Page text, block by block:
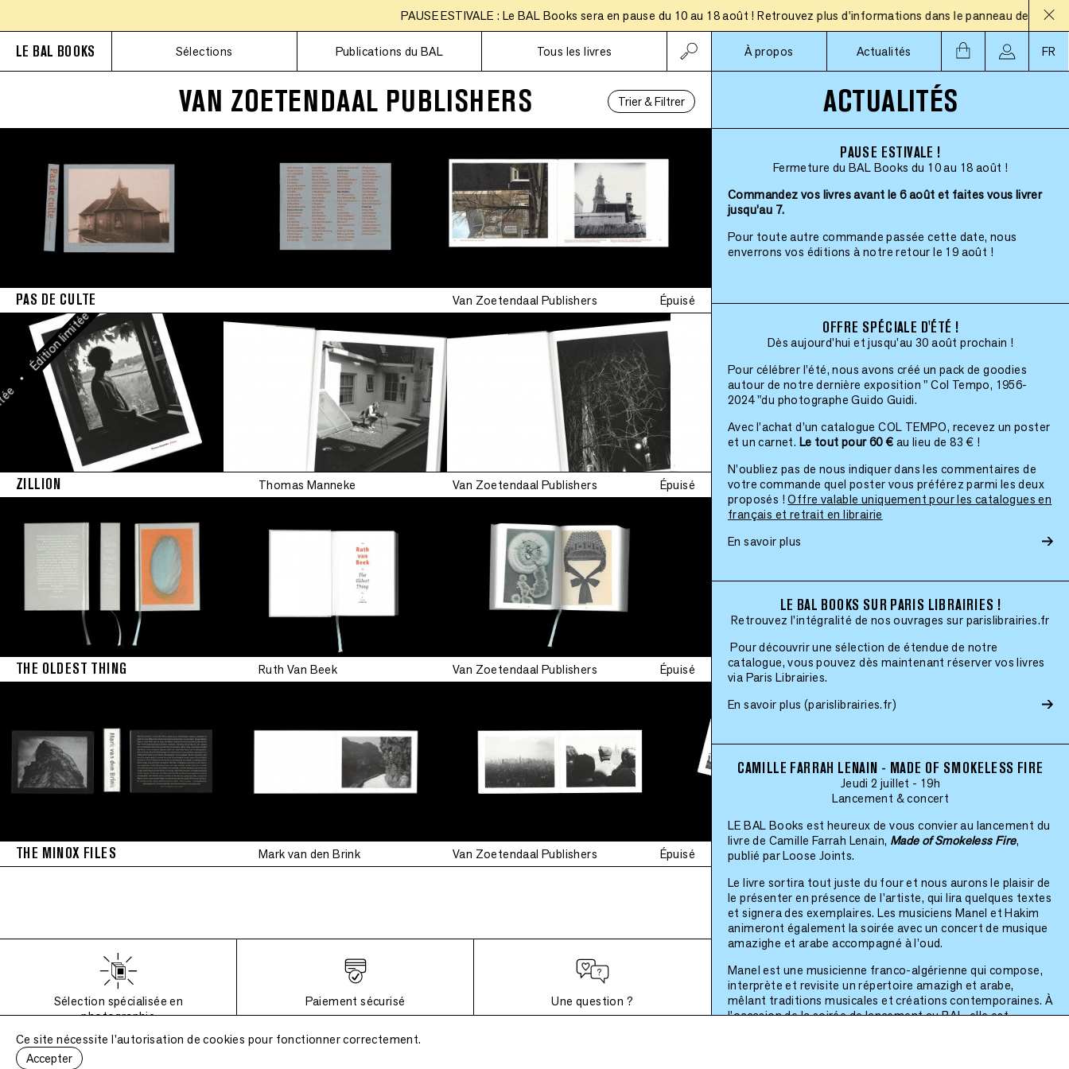
PAUSE ESTIVALE : Le BAL Books sera en pause du 10 au 18 août ! Retrouvez plus d'informations dans le panneau des actualités.
LE BAL BOOKS Sélections Publications du BAL Tous les livres
Abonnements
À propos
Actualités FR
VAN ZOETENDAAL PUBLISHERS Trier & Filtrer
PAS DE CULTE Van Zoetendaal Publishers Épuisé
•
Édition limitée
•
Édition limitée
•
Édition limitée
Édition limitée
Édition limitée
ZILLION Thomas Manneke Van Zoetendaal Publishers Épuisé
THE OLDEST THING Ruth Van Beek Van Zoetendaal Publishers Épuisé
THE MINOX FILES Mark van den Brink Van Zoetendaal Publishers Épuisé
Sélection spécialisée en
photographie
Paiement sécurisé Une question ?
6 Impasse de la Défense, 75018 Paris
ACTUALITÉS
PAUSE ESTIVALE !
Fermeture du BAL Books du 10 au 18 août !
Commandez vos livres avant le 6 août et faites vous livrer
jusqu'au 7.
Pour toute autre commande passée cette date, nous
enverrons vos éditions à notre retour le 19 août !
OFFRE SPÉCIALE D'ÉTÉ !
Dès aujourd'hui et jusqu'au 30 août prochain !
Pour célébrer l’été, nous avons créé un pack de goodies
autour de notre dernière exposition " Col Tempo, 1956-
2024 "du photographe Guido Guidi.
Avec l’achat d’un catalogue COL TEMPO, recevez un poster
et un carnet. Le tout pour 60 € au lieu de 83 € !
N’oubliez pas de nous indiquer dans les commentaires de
votre commande quel poster vous préférez parmi les deux
proposés !Offre valable uniquement pour les catalogues en
français et retrait en librairie
En savoir plus
LE BAL BOOKS SUR PARIS LIBRAIRIES !
Retrouvez l'intégralité de nos ouvrages sur parislibrairies.fr
Pour découvrir une sélection de étendue de notre
catalogue, vous pouvez dès maintenant réserver vos livres
via Paris Librairies.
En savoir plus (parislibrairies.fr)
CAMILLE FARRAH LENAIN - MADE OF SMOKELESS FIRE
Jeudi 2 juillet - 19h
Lancement & concert
LE BAL Books est heureux de vous convier au lancement du
livre de Camille Farrah Lenain, Made of Smokeless Fire,
publié par Loose Joints.
Le livre sortira tout juste du four et nous aurons le plaisir de
le présenter en présence de l'artiste, qui lira quelques textes
et signera des exemplaires. Les musiciens Manel et Hakim
animeront également la soirée avec un concert de musique
amazighe et arabe accompagné à l’oud.
Manel est une musicienne franco-algérienne qui compose,
interprète et revisite un répertoire amazigh et arabe,
mêlant traditions musicales et créations contemporaines. À
l’occasion de la soirée de lancement au BAL, elle est
Ce site nécessite l'autorisation de cookies pour fonctionner correctement.
Accepter